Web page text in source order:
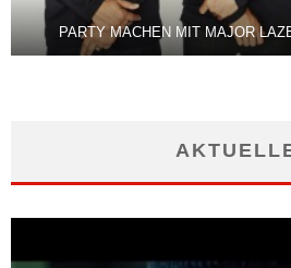
PARTY MACHEN MIT MAJOR